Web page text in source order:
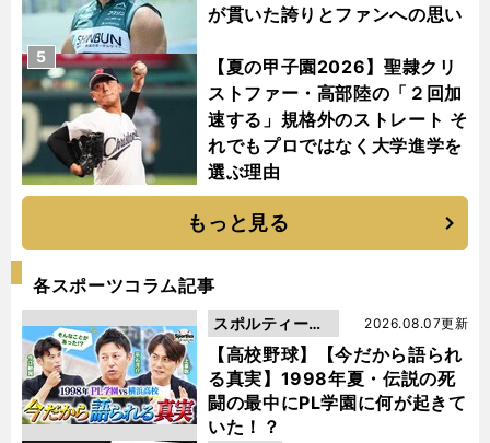
が貫いた誇りとファンへの思い
【夏の甲子園2026】聖隷クリ
ストファー・高部陸の「２回加
速する」規格外のストレート そ
れでもプロではなく大学進学を
選ぶ理由
5
もっと見る
各スポーツコラム記事
【高校野球】【今だから語られ
る真実】1998年夏・伝説の死
闘の最中にPL学園に何が起きて
いた！？
2026.08.07更新
スポルティーバ
動画